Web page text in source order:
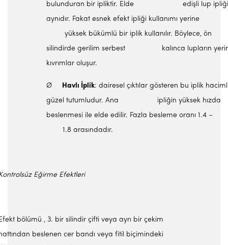
bulunduran bir ipliktir. Elde edişli lup ipliği
aynıdır. Fakat esnek efekt ipliği kullanımı yerine
yüksek bükümlü bir iplik kullanılır. Böylece, ön
silindirde gerilim serbest kalınca lupların
kıvrımlar oluşur.
Ø Havlı İplik: dairesel çıktılar gösteren bu iplik
güzel tutumludur. Ana ipliğin yüksek hızda
beslenmesi ile elde edilir. Fazla besleme oranı 1.4 –
1.8 arasındadır.
Eğirme Efektleri
bölümü , 3. bir silindir çifti veya ayrı bir çekim
beslenen cer bandı veya fitil biçimindeki